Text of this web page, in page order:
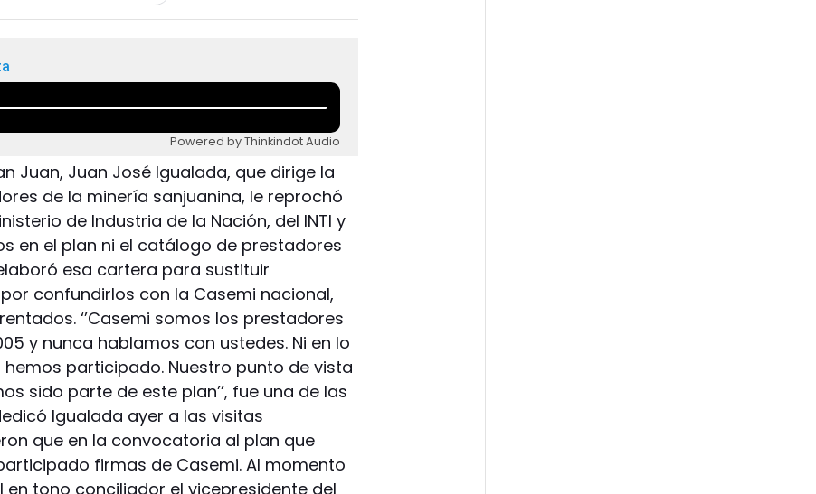
Powered by Thinkindot Audio
Juan, Juan José Igualada, que dirige la
de la minería sanjuanina, le reprochó
de Industria de la Nación, del INTI y
en el plan ni el catálogo de prestadores
esa cartera para sustituir
confundirlos con la Casemi nacional,
‘’Casemi somos los prestadores
y nunca hablamos con ustedes. Ni en lo
participado. Nuestro punto de vista
sido parte de este plan’’, fue una de las
Igualada ayer a las visitas
que en la convocatoria al plan que
firmas de Casemi. Al momento
tono conciliador el vicepresidente del